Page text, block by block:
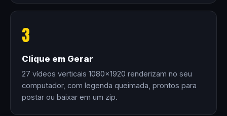
3
Clique em Gerar
27 vídeos verticais 1080×1920 renderizam no seu
computador, com legenda queimada, prontos para
postar ou baixar em um zip.